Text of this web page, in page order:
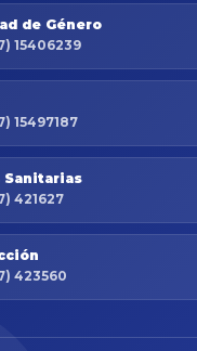
de Género
15406239
15497187
Sanitarias
421627
423560